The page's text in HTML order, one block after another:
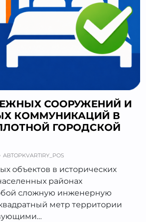
СООРУЖЕНИЙ И
КОММУНИКАЦИЙ В
ГОРОДСКОЙ
АВТОРKVARTIRY_POS
объектов в исторических
районах
сложную инженерную
метр территории